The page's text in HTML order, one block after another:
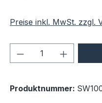
Preise inkl. MwSt. zzgl.
Produkt
Produktnummer: